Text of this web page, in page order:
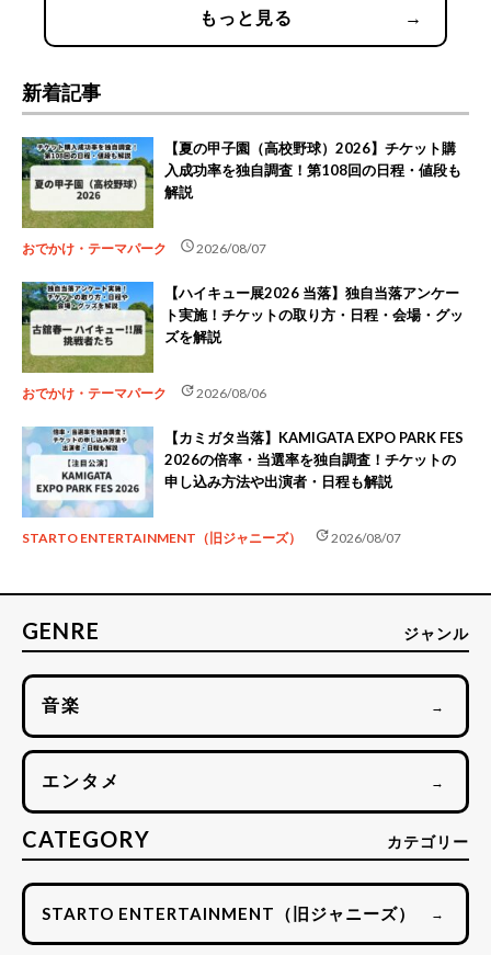
もっと見る →
新着記事
【夏の甲子園（高校野球）2026】チケット購
入成功率を独自調査！第108回の日程・値段も
解説
おでかけ・テーマパーク schedule2026/08/07
【ハイキュー展2026 当落】独自当落アンケー
ト実施！チケットの取り方・日程・会場・グッ
ズを解説
おでかけ・テーマパーク update2026/08/06
【カミガタ当落】KAMIGATA EXPO PARK FES
2026の倍率・当選率を独自調査！チケットの
申し込み方法や出演者・日程も解説
STARTO ENTERTAINMENT（旧ジャニーズ） update2026/08/07
GENRE ジャンル
音楽 →
エンタメ →
CATEGORY カテゴリー
STARTO ENTERTAINMENT（旧ジャニーズ） →